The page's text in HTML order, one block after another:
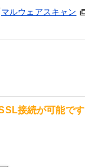
マルウェアスキャン
接続が可能です